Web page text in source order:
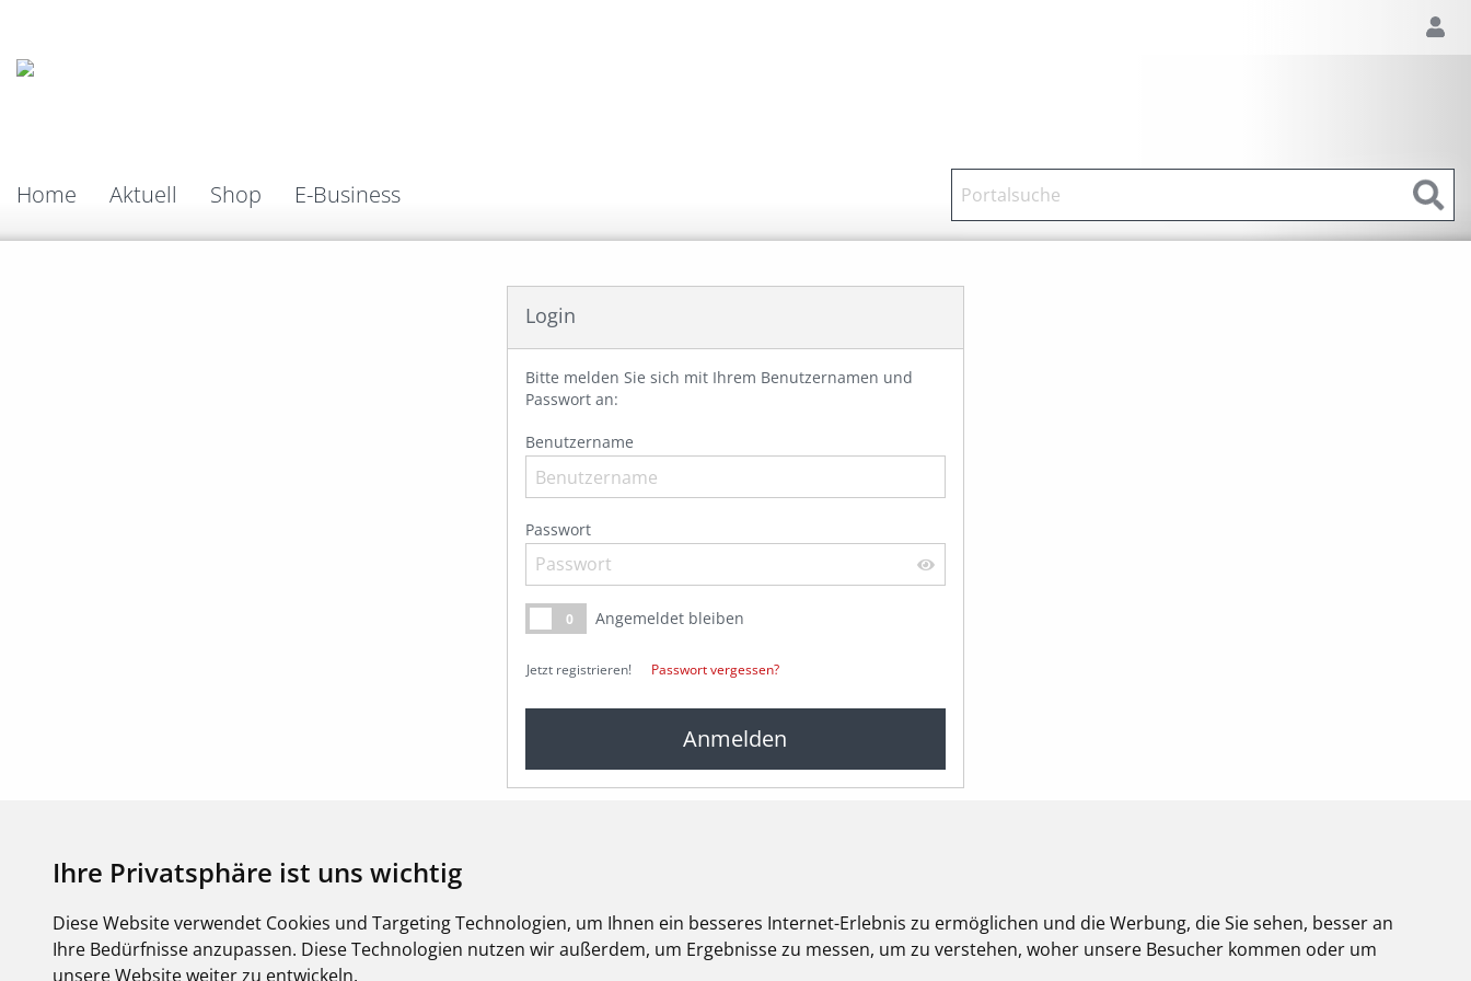
Ihre Privatsphäre ist uns wichtig
Diese Website verwendet Cookies und Targeting Technologien, um Ihnen ein besseres Internet-Erlebnis zu ermöglichen und die Werbung, die Sie sehen, besser an
Ihre Bedürfnisse anzupassen. Diese Technologien nutzen wir außerdem, um Ergebnisse zu messen, um zu verstehen, woher unsere Besucher kommen oder um
unsere Website weiter zu entwickeln.
Home Aktuell Shop E-Business
Login
Bitte melden Sie sich mit Ihrem Benutzernamen und
Passwort an:
Benutzername
Passwort
0 Angemeldet bleiben
Jetzt registrieren! Passwort vergessen?